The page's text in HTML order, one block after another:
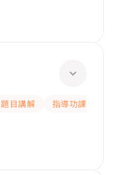
題目講解 指導功課